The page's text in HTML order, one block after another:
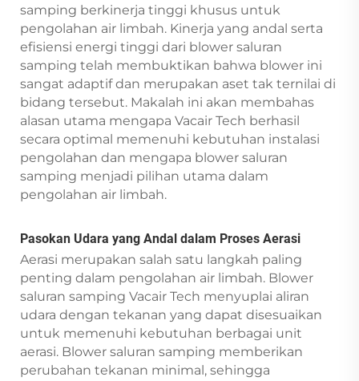
samping berkinerja tinggi khusus untuk
pengolahan air limbah. Kinerja yang andal serta
efisiensi energi tinggi dari blower saluran
samping telah membuktikan bahwa blower ini
sangat adaptif dan merupakan aset tak ternilai di
bidang tersebut. Makalah ini akan membahas
alasan utama mengapa Vacair Tech berhasil
secara optimal memenuhi kebutuhan instalasi
pengolahan dan mengapa blower saluran
samping menjadi pilihan utama dalam
pengolahan air limbah.
Pasokan Udara yang Andal dalam Proses Aerasi
Aerasi merupakan salah satu langkah paling
penting dalam pengolahan air limbah. Blower
saluran samping Vacair Tech menyuplai aliran
udara dengan tekanan yang dapat disesuaikan
untuk memenuhi kebutuhan berbagai unit
aerasi. Blower saluran samping memberikan
perubahan tekanan minimal, sehingga